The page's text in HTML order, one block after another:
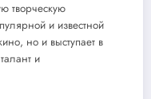
творческую
и известной
но и выступает в
и